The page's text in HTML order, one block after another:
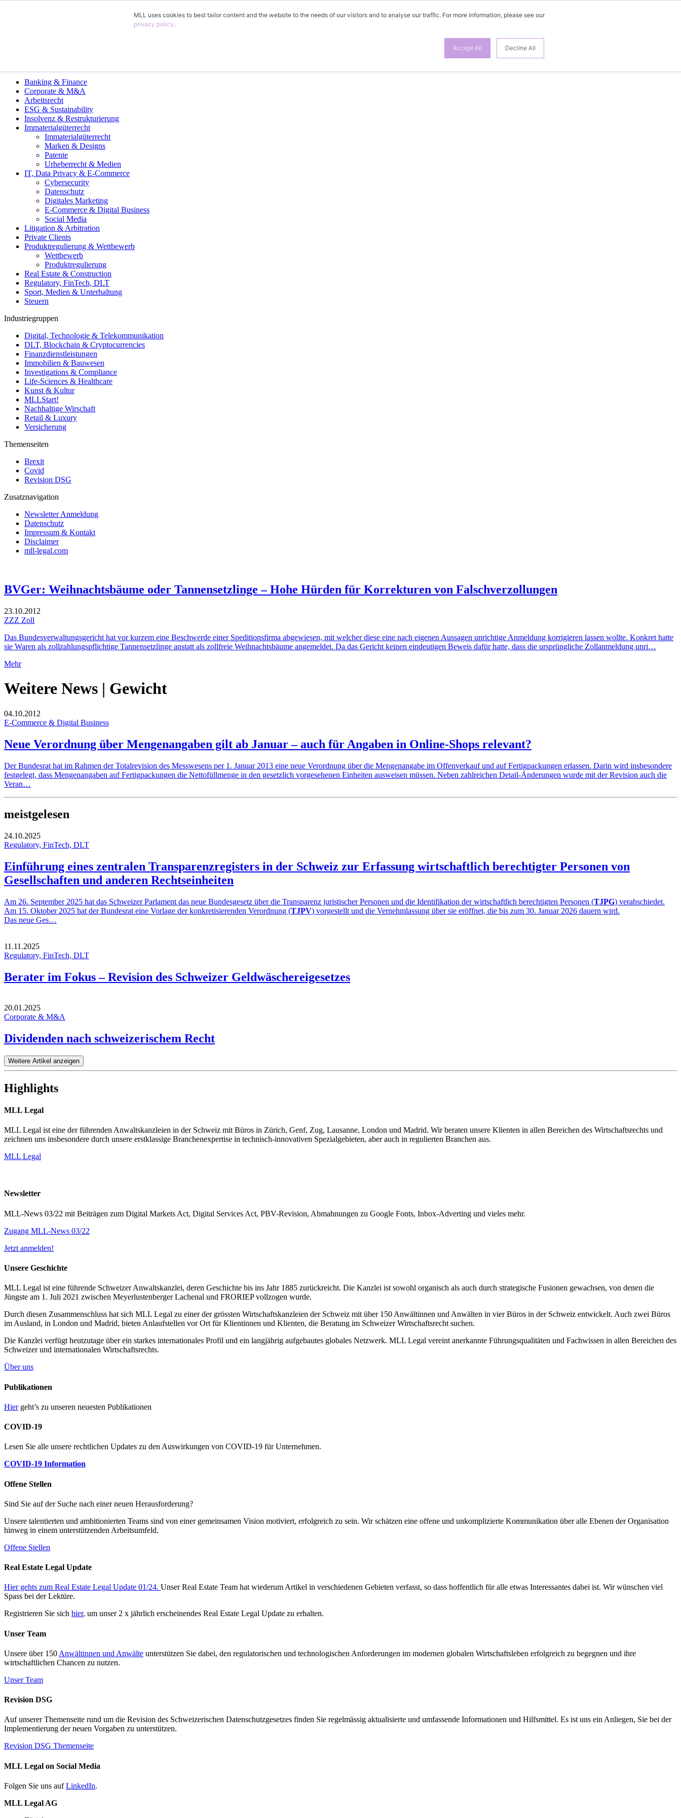
MLL uses cookies to best tailor content and the website to the needs of our visitors and to analyse our traffic. For more information, please see our
privacy policy.
Accept All Decline All
Banking & Finance
Corporate & M&A
Arbeitsrecht
ESG & Sustainability
Insolvenz & Restrukturierung
Immaterialgüterrecht
Immaterialgüterrecht
Marken & Designs
Patente
Urheberrecht & Medien
IT, Data Privacy & E-Commerce
Cybersecurity
Datenschutz
Digitales Marketing
E-Commerce & Digital Business
Social Media
Litigation & Arbitration
Private Clients
Produktregulierung & Wettbewerb
Wettbewerb
Produktregulierung
Real Estate & Construction
Regulatory, FinTech, DLT
Sport, Medien & Unterhaltung
Steuern
Industriegruppen
Digital, Technologie & Telekommunikation
DLT, Blockchain & Cryptocurrencies
Finanzdienstleistungen
Immobilien & Bauwesen
Investigations & Compliance
Life-Sciences & Healthcare
Kunst & Kultur
MLLStart!
Nachhaltige Wirschaft
Retail & Luxury
Versicherung
Themenseiten
Brexit
Covid
Revision DSG
Zusatznavigation
Newsletter Anmeldung
Datenschutz
Impressum & Kontakt
Disclaimer
mll-legal.com
BVGer: Weihnachtsbäume oder Tannensetzlinge – Hohe Hürden für Korrekturen von Falschverzollungen
23.10.2012
ZZZ Zoll
Das Bundesverwaltungsgericht hat vor kurzem eine Beschwerde einer Speditionsfirma abgewiesen, mit welcher diese eine nach eigenen Aussagen unrichtige Anmeldung korrigieren lassen wollte. Konkret hatte
sie Waren als zollzahlungspflichtige Tannensetzlinge anstatt als zollfreie Weihnachtsbäume angemeldet. Da das Gericht keinen eindeutigen Beweis dafür hatte, dass die ursprüngliche Zollanmeldung unri…
Mehr
Weitere News | Gewicht
04.10.2012
E-Commerce & Digital Business
Neue Verordnung über Mengenangaben gilt ab Januar – auch für Angaben in Online-Shops relevant?
Der Bundesrat hat im Rahmen der Totalrevision des Messwesens per 1. Januar 2013 eine neue Verordnung über die Mengenangabe im Offenverkauf und auf Fertigpackungen erlassen. Darin wird insbesondere
festgelegt, dass Mengenangaben auf Fertigpackungen die Nettofüllmenge in den gesetzlich vorgesehenen Einheiten ausweisen müssen. Neben zahlreichen Detail-Änderungen wurde mit der Revision auch die
Veran…
meistgelesen
24.10.2025
Regulatory, FinTech, DLT
Einführung eines zentralen Transparenzregisters in der Schweiz zur Erfassung wirtschaftlich berechtigter Personen von
Gesellschaften und anderen Rechtseinheiten
Am 26. September 2025 hat das Schweizer Parlament das neue Bundesgesetz über die Transparenz juristischer Personen und die Identifikation der wirtschaftlich berechtigten Personen (TJPG) verabschiedet.
Am 15. Oktober 2025 hat der Bundesrat eine Vorlage der konkretisierenden Verordnung (TJPV) vorgestellt und die Vernehmlassung über sie eröffnet, die bis zum 30. Januar 2026 dauern wird.
Das neue Ges…
11.11.2025
Regulatory, FinTech, DLT
Berater im Fokus – Revision des Schweizer Geldwäschereigesetzes
20.01.2025
Corporate & M&A
Dividenden nach schweizerischem Recht
Weitere Artikel anzeigen
Highlights
MLL Legal
MLL Legal ist eine der führenden Anwaltskanzleien in der Schweiz mit Büros in Zürich, Genf, Zug, Lausanne, London und Madrid. Wir beraten unsere Klienten in allen Bereichen des Wirtschaftsrechts und
zeichnen uns insbesondere durch unsere erstklassige Branchenexpertise in technisch-innovativen Spezialgebieten, aber auch in regulierten Branchen aus.
MLL Legal
Newsletter
MLL-News 03/22 mit Beiträgen zum Digital Markets Act, Digital Services Act, PBV-Revision, Abmahnungen zu Google Fonts, Inbox-Adverting und vieles mehr.
Zugang MLL-News 03/22
Jetzt anmelden!
Unsere Geschichte
MLL Legal ist eine führende Schweizer Anwaltskanzlei, deren Geschichte bis ins Jahr 1885 zurückreicht. Die Kanzlei ist sowohl organisch als auch durch strategische Fusionen gewachsen, von denen die
Jüngste am 1. Juli 2021 zwischen Meyerlustenberger Lachenal und FRORIEP vollzogen wurde.
Durch diesen Zusammenschluss hat sich MLL Legal zu einer der grössten Wirtschaftskanzleien der Schweiz mit über 150 Anwältinnen und Anwälten in vier Büros in der Schweiz entwickelt. Auch zwei Büros
im Ausland, in London und Madrid, bieten Anlaufstellen vor Ort für Klientinnen und Klienten, die Beratung im Schweizer Wirtschaftsrecht suchen.
Die Kanzlei verfügt heutzutage über ein starkes internationales Profil und ein langjährig aufgebautes globales Netzwerk. MLL Legal vereint anerkannte Führungsqualitäten und Fachwissen in allen Bereichen des
Schweizer und internationalen Wirtschaftsrechts.
Über uns
Publikationen
Hiergeht’s zu unseren neuesten Publikationen
COVID-19
Lesen Sie alle unsere rechtlichen Updates zu den Auswirkungen von COVID-19 für Unternehmen.
COVID-19 Information
Offene Stellen
Sind Sie auf der Suche nach einer neuen Herausforderung?
Unsere talentierten und ambitionierten Teams sind von einer gemeinsamen Vision motiviert, erfolgreich zu sein. Wir schätzen eine offene und unkomplizierte Kommunikation über alle Ebenen der Organisation
hinweg in einem unterstützenden Arbeitsumfeld.
Offene Stellen
Real Estate Legal Update
Hier gehts zum Real Estate Legal Update 01/24. Unser Real Estate Team hat wiederum Artikel in verschiedenen Gebieten verfasst, so dass hoffentlich für alle etwas Interessantes dabei ist. Wir wünschen viel
Spass bei der Lektüre.
Registrieren Sie sich hier, um unser 2 x jährlich erscheinendes Real Estate Legal Update zu erhalten.
Unser Team
Unsere über 150 Anwältinnen und Anwälte unterstützen Sie dabei, den regulatorischen und technologischen Anforderungen im modernen globalen Wirtschaftsleben erfolgreich zu begegnen und ihre
wirtschaftlichen Chancen zu nutzen.
Unser Team
Revision DSG
Auf unserer Themenseite rund um die Revision des Schweizerischen Datenschutzgesetzes finden Sie regelmässig aktualisierte und umfassende Informationen und Hilfsmittel. Es ist uns ein Anliegen, Sie bei der
Implementierung der neuen Vorgaben zu unterstützen.
Revision DSG Themenseite
MLL Legal on Social Media
Folgen Sie uns aufLinkedIn.
MLL Legal AG